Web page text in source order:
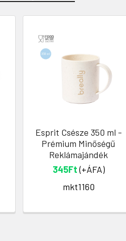
Esprit Csésze 350 ml -
Prémium Minőségű
Reklámajándék
345Ft(+ÁFA)
mkt1160